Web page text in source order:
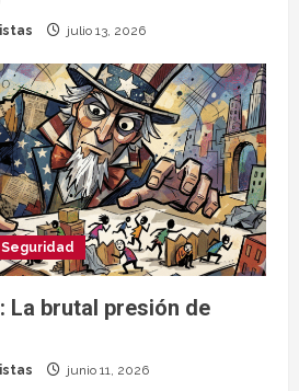
julio 13, 2026
La brutal presión de
junio 11, 2026